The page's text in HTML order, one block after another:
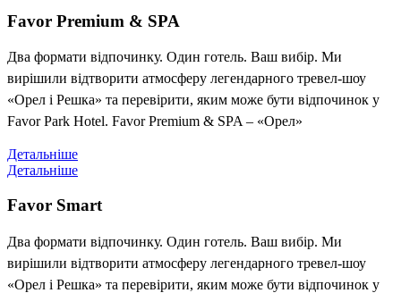
Favor Premium & SPA
Два формати відпочинку. Один готель. Ваш вибір. Ми
вирішили відтворити атмосферу легендарного тревел-шоу
«Орел і Решка» та перевірити, яким може бути відпочинок у
Favor Park Hotel. Favor Premium & SPA – «Орел»
Детальніше
Детальніше
Favor Smart
Два формати відпочинку. Один готель. Ваш вибір. Ми
вирішили відтворити атмосферу легендарного тревел-шоу
«Орел і Решка» та перевірити, яким може бути відпочинок у